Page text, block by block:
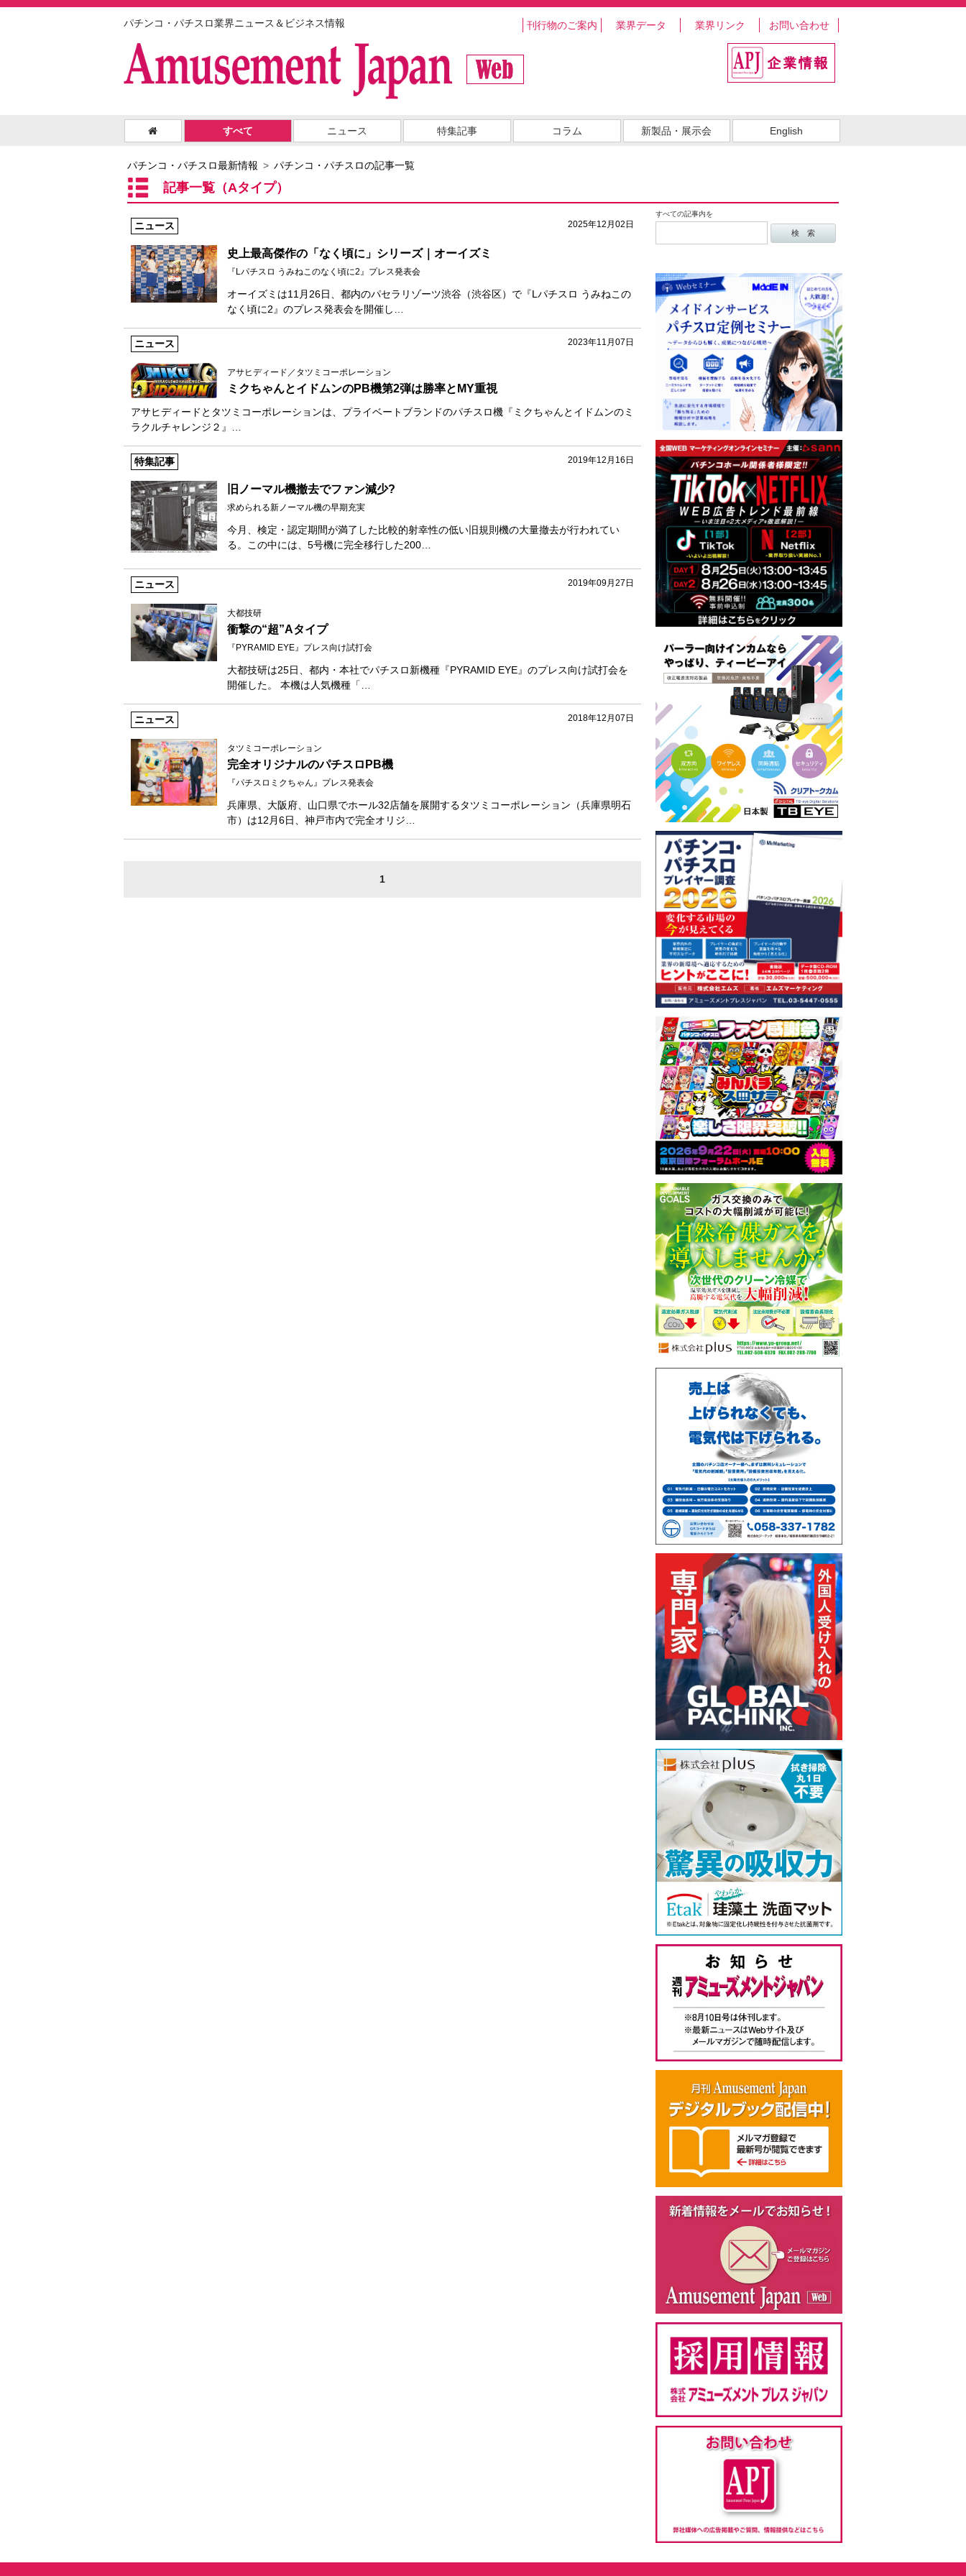
パチンコ・パチスロ業界ニュース＆ビジネス情報 刊行物のご案内 業界データ 業界リンク お問い合わせ
すべて ニュース 特集記事 コラム 新製品・展示会 English
パチンコ・パチスロ最新情報 パチンコ・パチスロの記事一覧
記事一覧（Aタイプ）
すべての記事内を
2025年12月02日
ニュース
史上最高傑作の「なく頃に」シリーズ｜オーイズミ
『Lパチスロ うみねこのなく頃に2』プレス発表会
オーイズミは11月26日、都内のパセラリゾーツ渋谷（渋谷区）で『Lパチスロ うみねこの
なく頃に2』のプレス発表会を開催し…
2023年11月07日
ニュース
アサヒディード／タツミコーポレーション
ミクちゃんとイドムンのPB機第2弾は勝率とMY重視
アサヒディードとタツミコーポレーションは、プライベートブランドのパチスロ機『ミクちゃんとイドムンのミ
ラクルチャレンジ２』…
2019年12月16日
特集記事
旧ノーマル機撤去でファン減少?
求められる新ノーマル機の早期充実
今月、検定・認定期間が満了した比較的射幸性の低い旧規則機の大量撤去が行われてい
る。この中には、5号機に完全移行した200…
2019年09月27日
ニュース
大都技研
衝撃の“超”Aタイプ
『PYRAMID EYE』プレス向け試打会
大都技研は25日、都内・本社でパチスロ新機種『PYRAMID EYE』のプレス向け試打会を
開催した。 本機は人気機種「…
2018年12月07日
ニュース
タツミコーポレーション
完全オリジナルのパチスロPB機
『パチスロミクちゃん』プレス発表会
兵庫県、大阪府、山口県でホール32店舗を展開するタツミコーポレーション（兵庫県明石
市）は12月6日、神戸市内で完全オリジ…
1